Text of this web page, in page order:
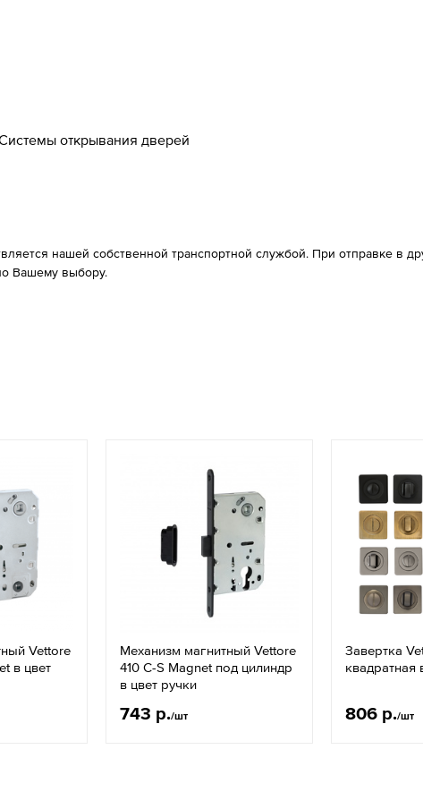
открывания дверей
нашей собственной транспортной службой. При отправке в
Вашему выбору.
Vettore
в цвет
Механизм магнитный Vettore
410 С-S Magnet под цилиндр
в цвет ручки
743 р./шт
Завертка
квадратная
806 р./шт